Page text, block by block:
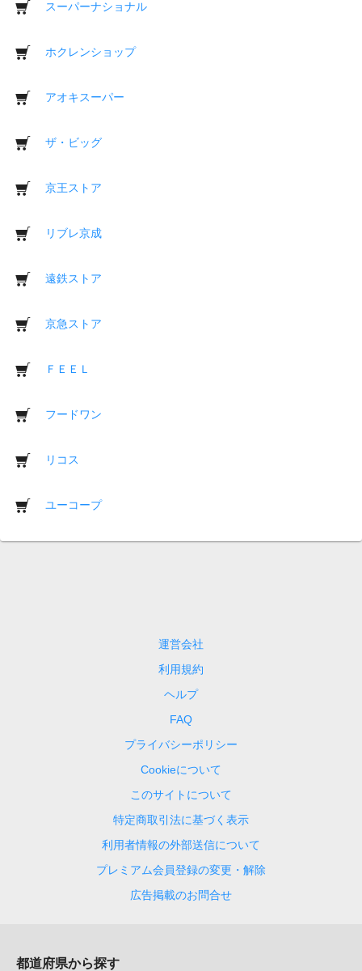
スーパーナショナル
ホクレンショップ
アオキスーパー
ザ・ビッグ
京王ストア
リブレ京成
遠鉄ストア
京急ストア
ＦＥＥＬ
フードワン
リコス
ユーコープ
運営会社
利用規約
ヘルプ
FAQ
プライバシーポリシー
Cookieについて
このサイトについて
特定商取引法に基づく表示
利用者情報の外部送信について
プレミアム会員登録の変更・解除
広告掲載のお問合せ
都道府県から探す